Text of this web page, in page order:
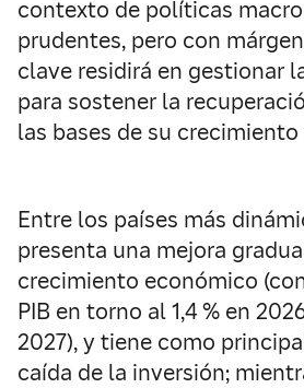
contexto de políticas
prudentes, pero con
clave residirá en gestionar
para sostener la
las bases de su
Entre los países más
presenta una mejora
crecimiento económico
PIB en torno al 1,4 % en
2027), y tiene como
caída de la inversión;